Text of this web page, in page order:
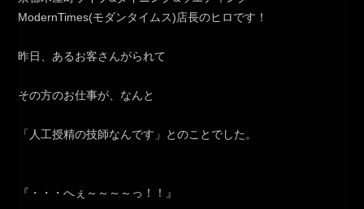
ModernTimes(モダンタイムス)店長のヒロです！
昨日、あるお客さんがられて
その方のお仕事が、なんと
「人工授精の技師なんです」とのことでした。
『・・・へぇ～～～～っ！！』